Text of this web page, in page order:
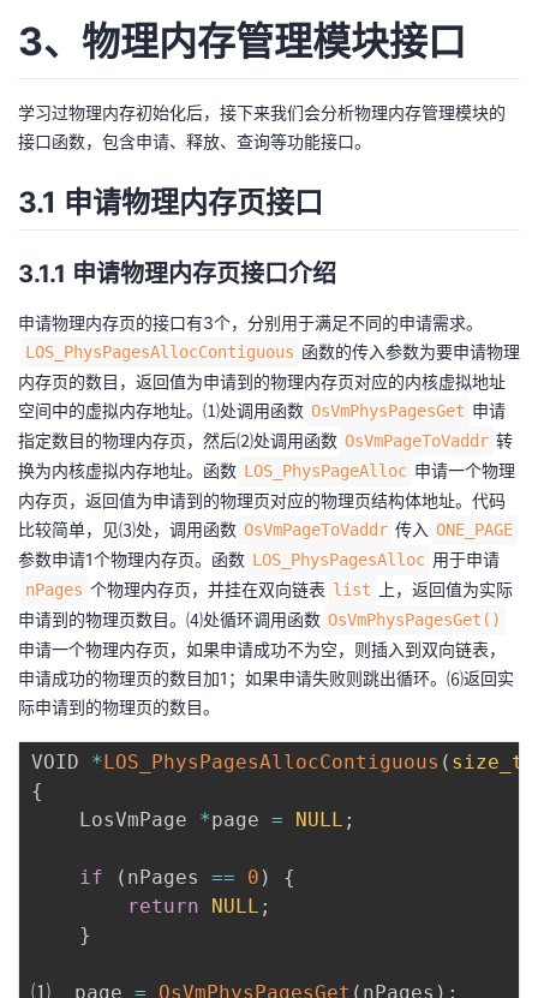
3、物理内存管理模块接口
学习过物理内存初始化后，接下来我们会分析物理内存管理模块的
接口函数，包含申请、释放、查询等功能接口。
3.1 申请物理内存页接口
3.1.1 申请物理内存页接口介绍
申请物理内存页的接口有3个，分别用于满足不同的申请需求。
LOS_PhysPagesAllocContiguous 函数的传入参数为要申请物理
内存页的数目，返回值为申请到的物理内存页对应的内核虚拟地址
空间中的虚拟内存地址。⑴处调用函数 OsVmPhysPagesGet 申请
指定数目的物理内存页，然后⑵处调用函数 OsVmPageToVaddr 转
换为内核虚拟内存地址。函数 LOS_PhysPageAlloc 申请一个物理
内存页，返回值为申请到的物理页对应的物理页结构体地址。代码
比较简单，见⑶处，调用函数 OsVmPageToVaddr 传入 ONE_PAGE
参数申请1个物理内存页。函数 LOS_PhysPagesAlloc 用于申请
nPages 个物理内存页，并挂在双向链表 list
上，返回值为实际
申请到的物理页数目。⑷处循环调用函数 OsVmPhysPagesGet()
申请一个物理内存页，如果申请成功不为空，则插入到双向链表，
申请成功的物理页的数目加1；如果申请失败则跳出循环。⑹返回实
际申请到的物理页的数目。
VOID *LOS_PhysPagesAllocContiguous ( size_t
{
    LosVmPage
*page = NULL ;
if ( nPages == 0 )
{
return
NULL ;
}
⑴  page = OsVmPhysPagesGet ( nPages ) ;